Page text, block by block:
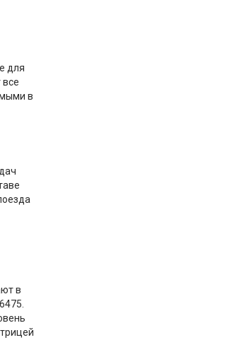
для
в
в